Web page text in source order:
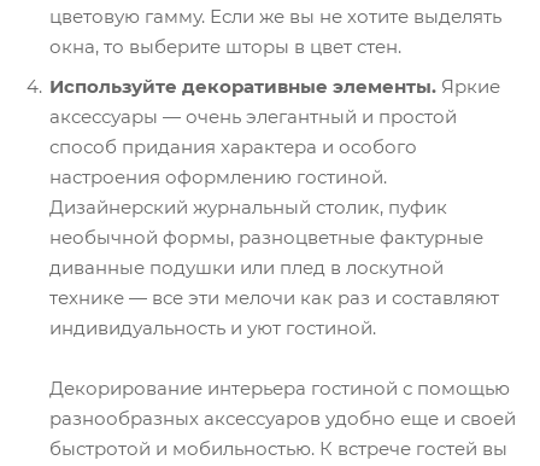
цветовую гамму. Если же вы не хотите выделять
окна, то выберите шторы в цвет стен.
Используйте декоративные элементы. Яркие
аксессуары — очень элегантный и простой
способ придания характера и особого
настроения оформлению гостиной.
Дизайнерский журнальный столик, пуфик
необычной формы, разноцветные фактурные
диванные подушки или плед в лоскутной
технике — все эти мелочи как раз и составляют
индивидуальность и уют гостиной.
Декорирование интерьера гостиной с помощью
разнообразных аксессуаров удобно еще и своей
быстротой и мобильностью. К встрече гостей вы